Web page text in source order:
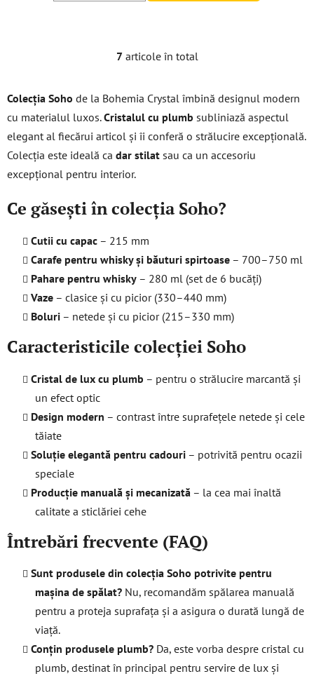
C
n
t
r
o
l
l
i
ă
r
i
l
o
r
7articole în total
Colecția Soho de la Bohemia Crystal îmbină designul modern
cu materialul luxos.Cristalul cu plumb subliniază aspectul
elegant al fiecărui articol și îi conferă o strălucire excepțională.
Colecția este ideală ca dar stilat sau ca un accesoriu
excepțional pentru interior.
Ce găsești în colecția Soho?
Cutii cu capac – 215 mm
Carafe pentru whisky și băuturi spirtoase – 700–750 ml
Pahare pentru whisky – 280 ml (set de 6 bucăți)
Vaze – clasice și cu picior (330–440 mm)
Boluri – netede și cu picior (215–330 mm)
Caracteristicile colecției Soho
Cristal de lux cu plumb – pentru o strălucire marcantă și
un efect optic
Design modern – contrast între suprafețele netede și cele
tăiate
Soluție elegantă pentru cadouri – potrivită pentru ocazii
speciale
Producție manuală și mecanizată – la cea mai înaltă
calitate a sticlăriei cehe
Întrebări frecvente (FAQ)
Sunt produsele din colecția Soho potrivite pentru
mașina de spălat? Nu, recomandăm spălarea manuală
pentru a proteja suprafața și a asigura o durată lungă de
viață.
Conțin produsele plumb? Da, este vorba despre cristal cu
plumb, destinat în principal pentru servire de lux și